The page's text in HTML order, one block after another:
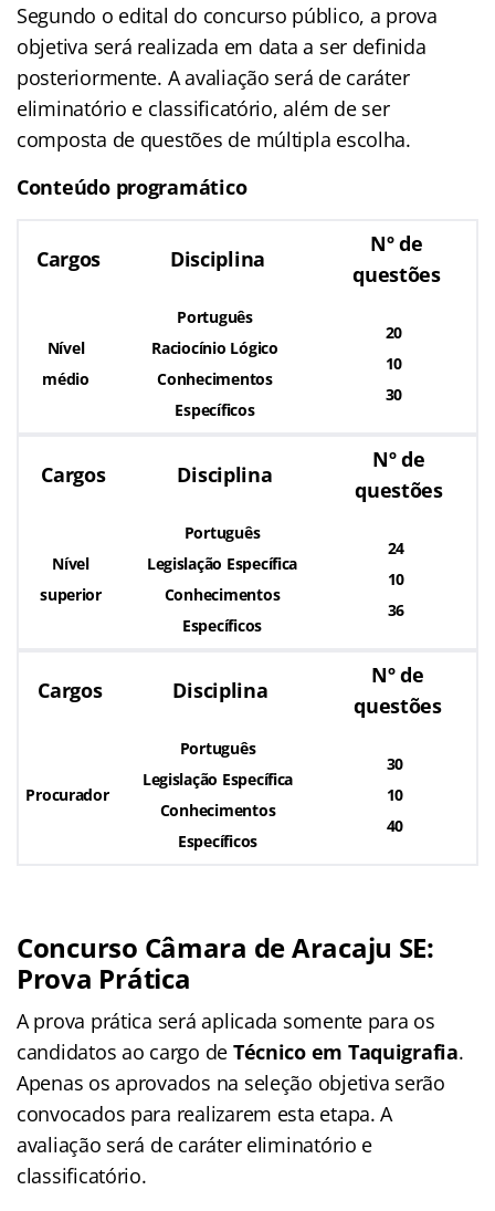
Segundo o edital do concurso público, a prova
objetiva será realizada em data a ser definida
posteriormente. A avaliação será de caráter
eliminatório e classificatório, além de ser
composta de questões de múltipla escolha.
Conteúdo programático
Cargos Disciplina
Nº de
questões
Nível
médio
Português
Raciocínio Lógico
Conhecimentos
Específicos
20
10
30
Cargos Disciplina
Nº de
questões
Nível
superior
Português
Legislação Específica
Conhecimentos
Específicos
24
10
36
Cargos Disciplina
Nº de
questões
Procurador
Português
Legislação Específica
Conhecimentos
Específicos
30
10
40
Concurso Câmara de Aracaju SE:
Prova Prática
A prova prática será aplicada somente para os
candidatos ao cargo de Técnico em Taquigrafia.
Apenas os aprovados na seleção objetiva serão
convocados para realizarem esta etapa. A
avaliação será de caráter eliminatório e
classificatório.